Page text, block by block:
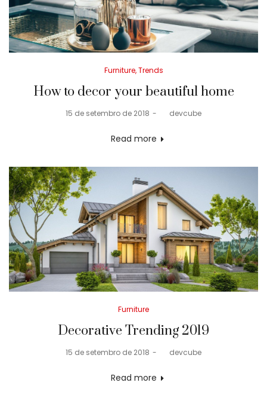
Posted
Furniture Trends
How to decor your beautiful home
Posted
15 de setembro de 2018 devcube
Read more
Posted
Furniture
Decorative Trending 2019
Posted
15 de setembro de 2018 devcube
Read more